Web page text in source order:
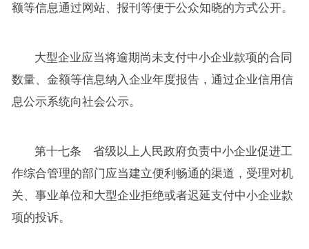
额等信息通过网站、报刊等便于公众知晓的方式公开。
大型企业应当将逾期尚未支付中小企业款项的合同
数量、金额等信息纳入企业年度报告，通过企业信用信
息公示系统向社会公示。
第十七条 省级以上人民政府负责中小企业促进工
作综合管理的部门应当建立便利畅通的渠道，受理对机
关、事业单位和大型企业拒绝或者迟延支付中小企业款
项的投诉。